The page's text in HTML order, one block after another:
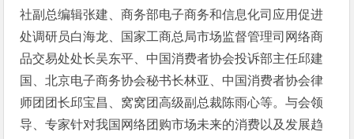
社副总编辑张建、商务部电子商务和信息化司应用促进
处调研员白海龙、国家工商总局市场监督管理司网络商
品交易处处长吴东平、中国消费者协会投诉部主任邱建
国、北京电子商务协会秘书长林亚、中国消费者协会律
师团团长邱宝昌、窝窝团高级副总裁陈雨心等。与会领
导、专家针对我国网络团购市场未来的消费以及发展趋